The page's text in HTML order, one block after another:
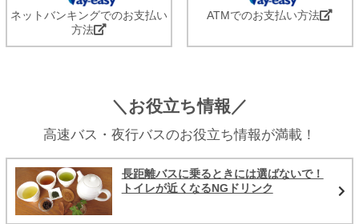
ネットバンキングでのお支払い
方法
ATMでのお支払い方法
＼お役立ち情報／
高速バス・夜行バスのお役立ち情報が満載！
長距離バスに乗るときには選ばないで！
トイレが近くなるNGドリンク